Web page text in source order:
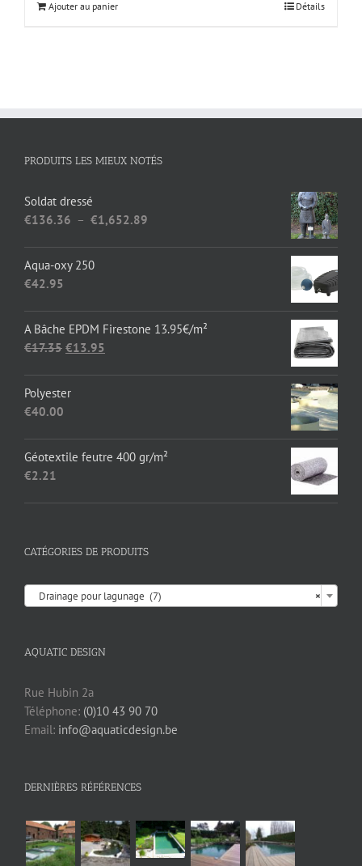
Ajouter au panier Détails
PRODUITS LES MIEUX NOTÉS
Soldat dressé
€136.36 – €1,652.89
€1,652.89
Aqua-oxy 250
€42.95
A Bâche EPDM Firestone 13.95€/m²
€17.35 Le
€13.95
Polyester
€40.00
Géotextile feutre 400 gr/m²
€2.21
CATÉGORIES DE PRODUITS
×
Drainage pour lagunage (7)
AQUATIC DESIGN
Rue Hubin 2a
Téléphone: (0)10 43 90 70
Email: info@aquaticdesign.be
DERNIÈRES RÉFÉRENCES